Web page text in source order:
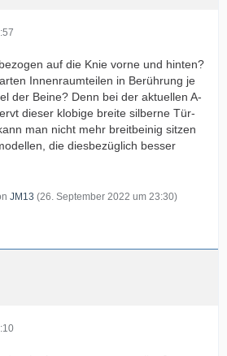
auf die Knie vorne und hinten?
Innenraumteilen in Berührung je
der Beine? Denn bei der aktuellen A-
dieser klobige breite silberne Tür-
man nicht mehr breitbeinig sitzen
die diesbezüglich besser
JM13 (26. September 2022 um 23:30)